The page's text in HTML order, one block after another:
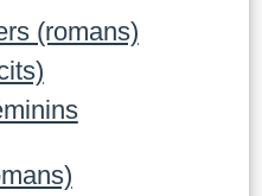
(romans)